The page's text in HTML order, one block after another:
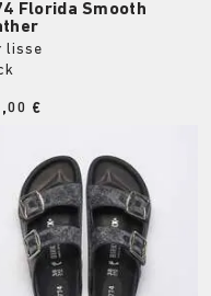
Florida Smooth
lisse
€